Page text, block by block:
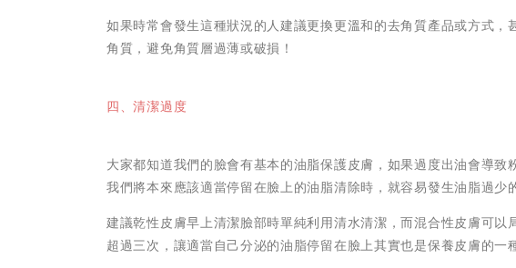
如果時常會發生這種狀況的人建議更換更溫和的去角質產品或方式
角質，避免角質層過薄或破損！
四、清潔過度
大家都知道我們的臉會有基本的油脂保護皮膚，如果過度出油會導
我們將本來應該適當停留在臉上的油脂清除時，就容易發生油脂過少
建議乾性皮膚早上清潔臉部時單純利用清水清潔，而混合性皮膚可
超過三次，讓適當自己分泌的油脂停留在臉上其實也是保養皮膚的一